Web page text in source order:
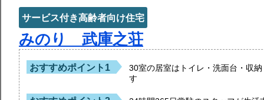
サービス付き高齢者向け住宅
みのり 武庫之荘
おすすめポイント1
30室の居室はトイレ・洗面台・収
す